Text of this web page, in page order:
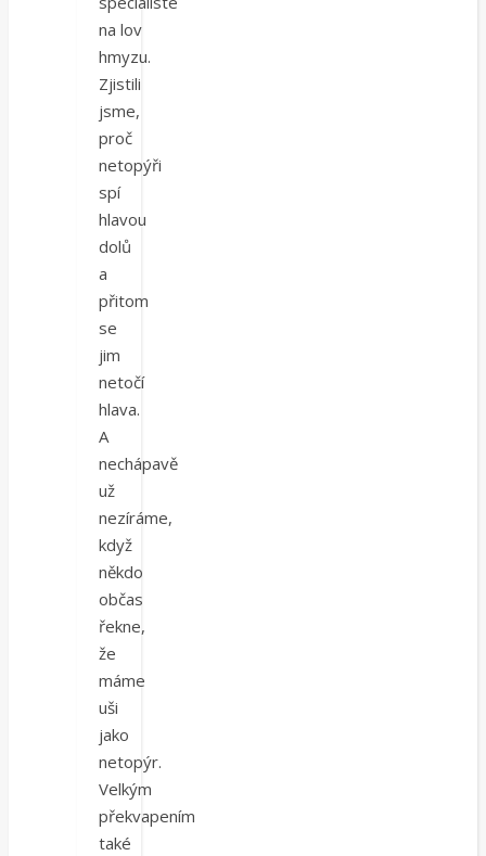
na lov
hmyzu.
Zjistili
jsme,
proč
netopýři
spí
hlavou
dolů
a
přitom
se
jim
netočí
hlava.
A
nechápavě
už
nezíráme,
když
někdo
občas
řekne,
že
máme
uši
jako
netopýr.
Velkým
překvapením
také